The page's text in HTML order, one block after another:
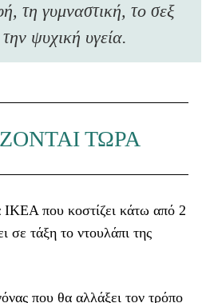
τη γυμναστική, το σεξ
ψυχική υγεία.
ΤΩΡΑ
που κοστίζει κάτω από 2
σε τάξη το ντουλάπι της
που θα αλλάξει τον τρόπο